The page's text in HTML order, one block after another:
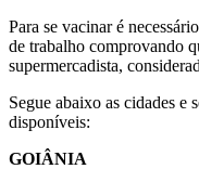
Para se vacinar é
de trabalho comprovando
supermercadista,
Segue abaixo as cidades e
disponíveis:
GOIÂNIA